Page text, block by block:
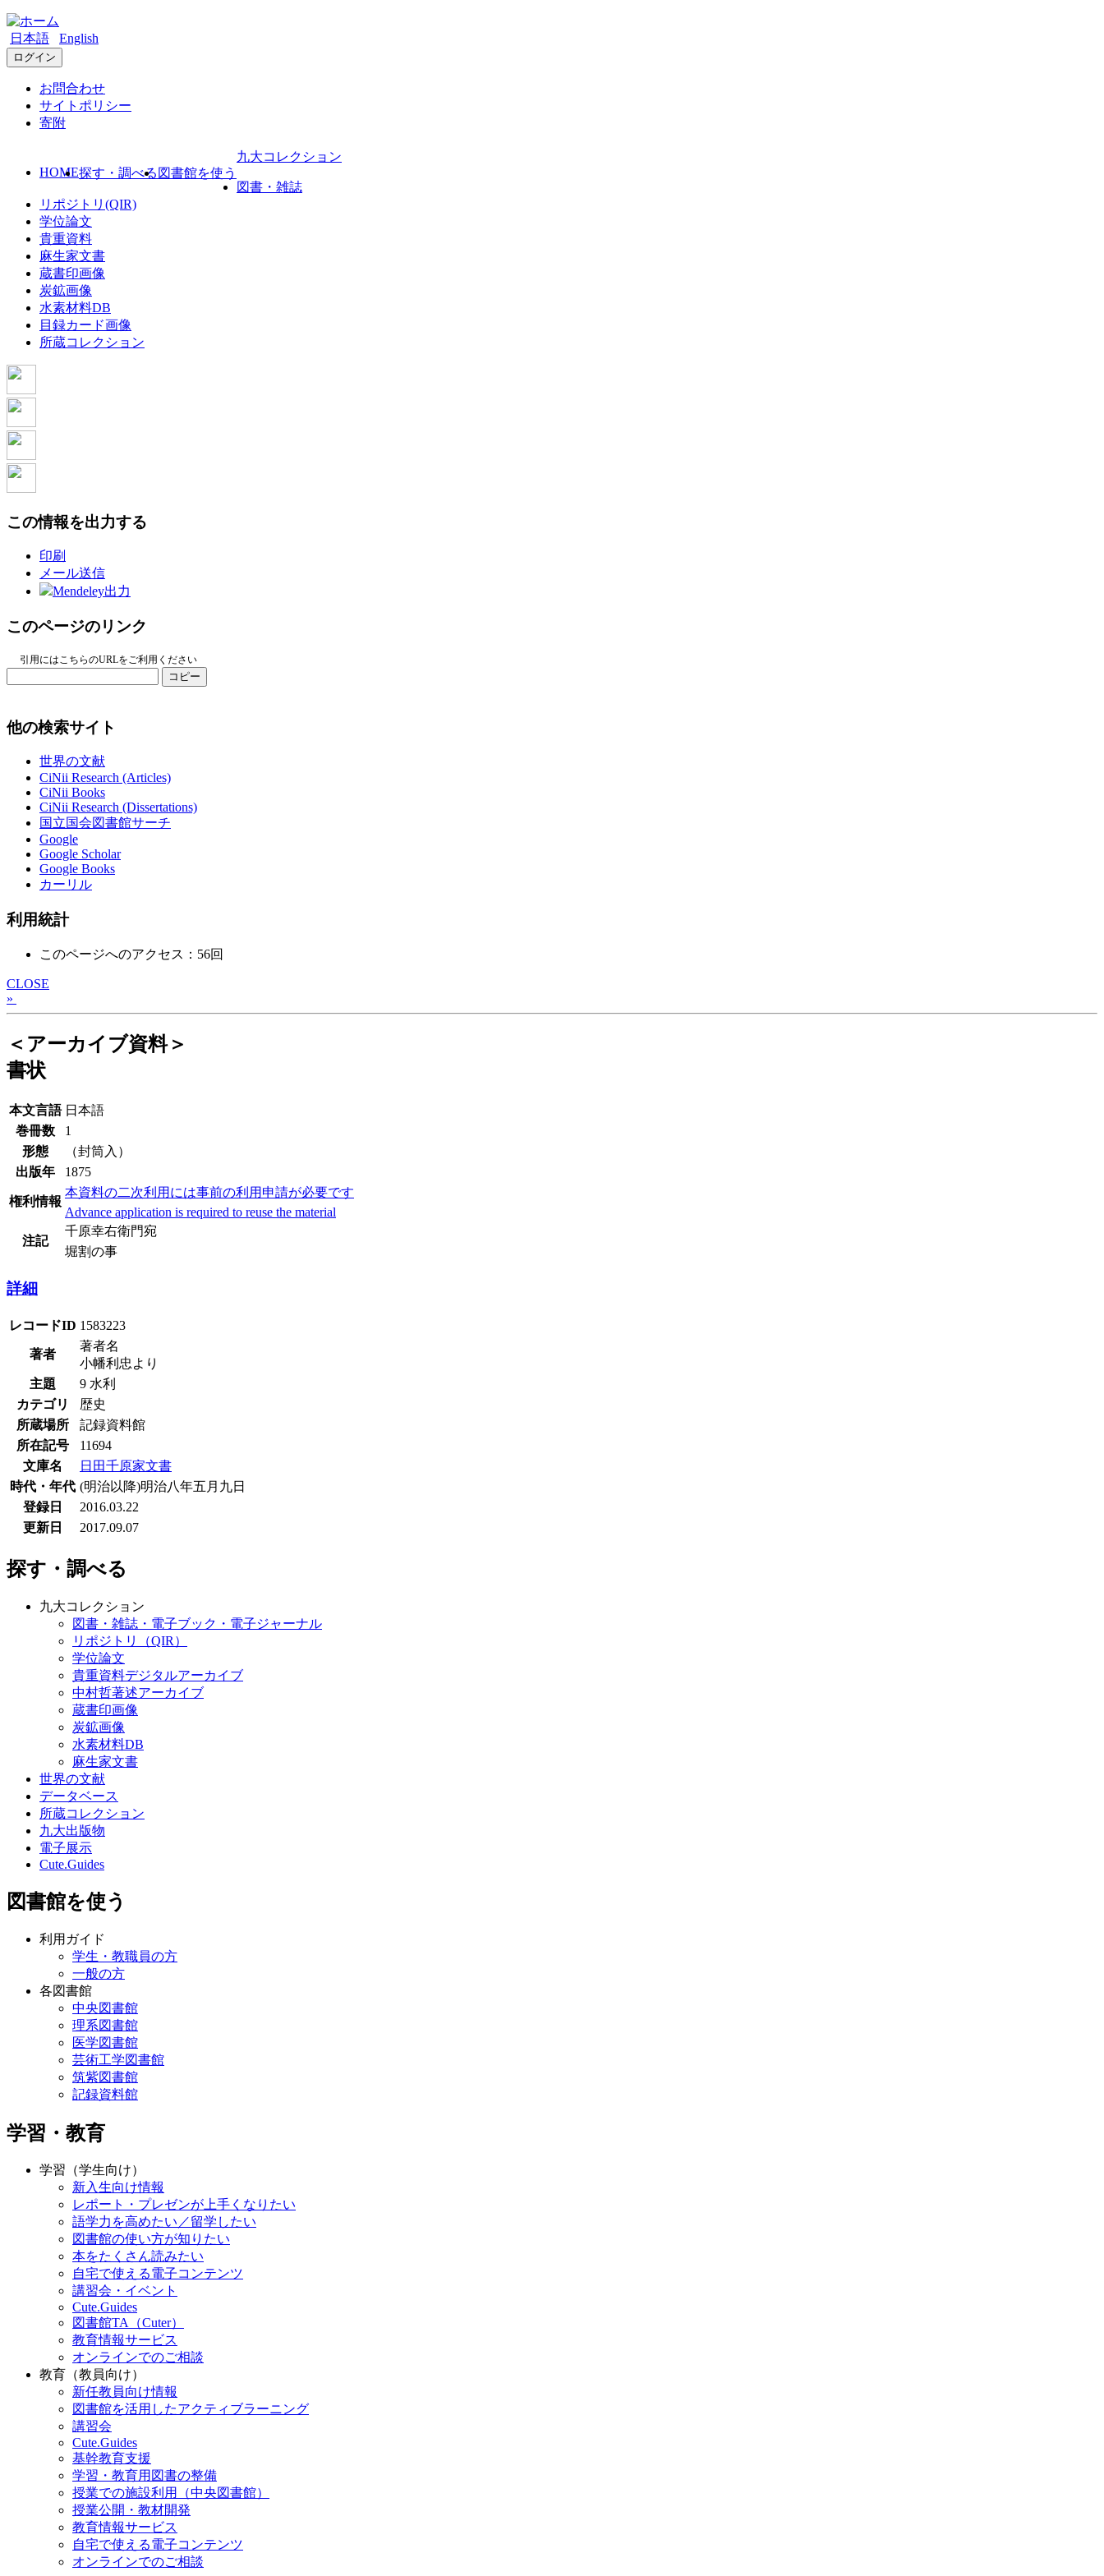
日本語 English
ログイン
お問合わせ
サイトポリシー
寄附
HOME探す・調べる 図書館を使う
九大コレクション
図書・雑誌
リポジトリ(QIR)
学位論文
貴重資料
麻生家文書
蔵書印画像
炭鉱画像
水素材料DB
目録カード画像
所蔵コレクション
この情報を出力する
印刷
メール送信
Mendeley出力
このページのリンク
引用にはこちらのURLをご利用ください
コピー
他の検索サイト
世界の文献
CiNii Research (Articles)
CiNii Books
CiNii Research (Dissertations)
国立国会図書館サーチ
Google
Google Scholar
Google Books
カーリル
利用統計
このページへのアクセス：56回
CLOSE
»
＜アーカイブ資料＞
書状
本文言語 日本語
巻冊数
1
形態
（封筒入）
出版年
1875
権利情報
本資料の二次利用には事前の利用申請が必要です
Advance application is required to reuse the material
注記
千原幸右衛門宛
堀割の事
詳細
レコードID 1583223
著者
著者名
小幡利忠より
主題
9 水利
カテゴリ
歴史
所蔵場所
記録資料館
所在記号
11694
文庫名
日田千原家文書
時代・年代 (明治以降)明治八年五月九日
登録日
2016.03.22
更新日
2017.09.07
探す・調べる
九大コレクション
図書・雑誌・電子ブック・電子ジャーナル
リポジトリ（QIR）
学位論文
貴重資料デジタルアーカイブ
中村哲著述アーカイブ
蔵書印画像
炭鉱画像
水素材料DB
麻生家文書
世界の文献
データベース
所蔵コレクション
九大出版物
電子展示
Cute.Guides
図書館を使う
利用ガイド
学生・教職員の方
一般の方
各図書館
中央図書館
理系図書館
医学図書館
芸術工学図書館
筑紫図書館
記録資料館
学習・教育
学習（学生向け）
新入生向け情報
レポート・プレゼンが上手くなりたい
語学力を高めたい／留学したい
図書館の使い方が知りたい
本をたくさん読みたい
自宅で使える電子コンテンツ
講習会・イベント
Cute.Guides
図書館TA（Cuter）
教育情報サービス
オンラインでのご相談
教育（教員向け）
新任教員向け情報
図書館を活用したアクティブラーニング
講習会
Cute.Guides
基幹教育支援
学習・教育用図書の整備
授業での施設利用（中央図書館）
授業公開・教材開発
教育情報サービス
自宅で使える電子コンテンツ
オンラインでのご相談